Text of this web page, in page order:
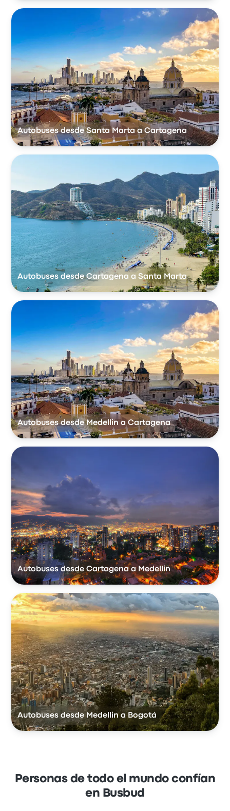
Autobuses desde Santa Marta a Cartagena
Autobuses desde Cartagena a Santa Marta
Autobuses desde Medellin a Cartagena
Autobuses desde Cartagena a Medellin
Autobuses desde Medellin a Bogotá
Personas de todo el mundo confían
en Busbud